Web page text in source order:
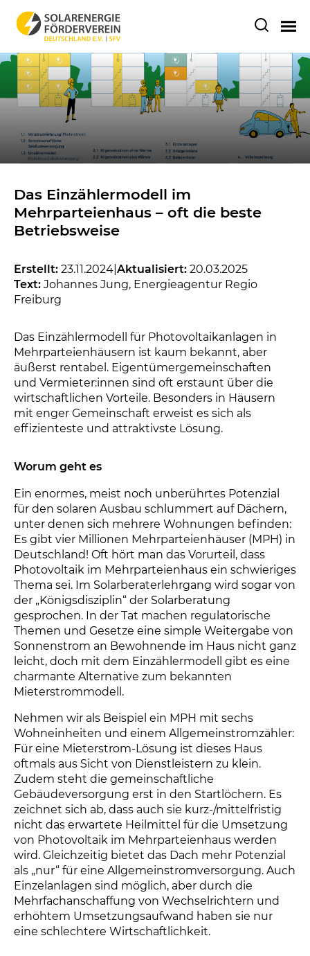
Das Einzählermodell im
Mehrparteienhaus – oft die beste
Betriebsweise
Erstellt: 23.11.2024 Aktualisiert: 20.03.2025
Text: Johannes Jung, Energieagentur Regio
Freiburg
Das Einzählermodell für Photovoltaikanlagen in
Mehrparteienhäusern ist kaum bekannt, aber
äußerst rentabel. Eigentümergemeinschaften
und Vermieter:innen sind oft erstaunt über die
wirtschaftlichen Vorteile. Besonders in Häusern
mit enger Gemeinschaft erweist es sich als
effizienteste und attraktivste Lösung.
Worum geht es
Ein enormes, meist noch unberührtes Potenzial
für den solaren Ausbau schlummert auf Dächern,
unter denen sich mehrere Wohnungen befinden:
Es gibt vier Millionen Mehrparteienhäuser (MPH) in
Deutschland! Oft hört man das Vorurteil, dass
Photovoltaik im Mehrparteienhaus ein schwieriges
Thema sei. Im Solarberaterlehrgang wird sogar von
der „Königsdisziplin“ der Solarberatung
gesprochen. In der Tat machen regulatorische
Themen und Gesetze eine simple Weitergabe von
Sonnenstrom an Bewohnende im Haus nicht ganz
leicht, doch mit dem Einzählermodell gibt es eine
charmante Alternative zum bekannten
Mieterstrommodell.
Nehmen wir als Beispiel ein MPH mit sechs
Wohneinheiten und einem Allgemeinstromzähler:
Für eine Mieterstrom-Lösung ist dieses Haus
oftmals aus Sicht von Dienstleistern zu klein.
Zudem steht die gemeinschaftliche
Gebäudeversorgung erst in den Startlöchern. Es
zeichnet sich ab, dass auch sie kurz-/mittelfristig
nicht das erwartete Heilmittel für die Umsetzung
von Photovoltaik im Mehrparteienhaus werden
wird. Gleichzeitig bietet das Dach mehr Potenzial
als „nur“ für eine Allgemeinstromversorgung. Auch
Einzelanlagen sind möglich, aber durch die
Mehrfachanschaffung von Wechselrichtern und
erhöhtem Umsetzungsaufwand haben sie nur
eine schlechtere Wirtschaftlichkeit.